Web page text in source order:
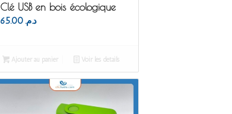
Clé USB en bois écologique
د.م. 65.00
Ajouter au panier Voir les détails